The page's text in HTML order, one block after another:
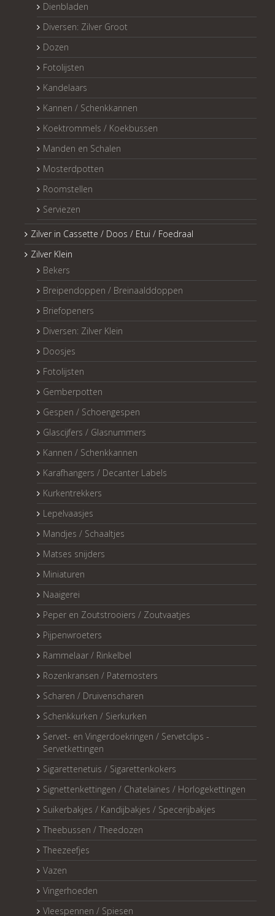
Dienbladen
Diversen: Zilver Groot
Dozen
Fotolijsten
Kandelaars
Kannen / Schenkkannen
Koektrommels / Koekbussen
Manden en Schalen
Mosterdpotten
Roomstellen
Serviezen
Zilver in Cassette / Doos / Etui / Foedraal
Zilver Klein
Bekers
Breipendoppen / Breinaalddoppen
Briefopeners
Diversen: Zilver Klein
Doosjes
Fotolijsten
Gemberpotten
Gespen / Schoengespen
Glascijfers / Glasnummers
Kannen / Schenkkannen
Karafhangers / Decanter Labels
Kurkentrekkers
Lepelvaasjes
Mandjes / Schaaltjes
Matses snijders
Miniaturen
Naaigerei
Peper en Zoutstrooiers / Zoutvaatjes
Pijpenwroeters
Rammelaar / Rinkelbel
Rozenkransen / Paternosters
Scharen / Druivenscharen
Schenkkurken / Sierkurken
Servet- en Vingerdoekringen / Servetclips -
Servetkettingen
Sigarettenetuis / Sigarettenkokers
Signettenkettingen / Chatelaines / Horlogekettingen
Suikerbakjes / Kandijbakjes / Specerijbakjes
Theebussen / Theedozen
Theezeefjes
Vazen
Vingerhoeden
Vleespennen / Spiesen